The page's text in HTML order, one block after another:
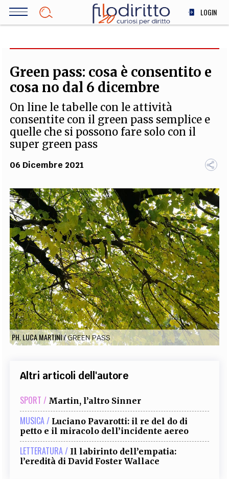
Salta
LOGIN
SOCIETÀ
MEDICINA
STORIA E FILOSOFIA
INNOVAZIONE
TEAM
FILODIRITTO REDAZIONE COMITATO SCIENTIFICO AUTORI
CURATORI
FOTOGRAFI PARTNER COLLABORA CON NOI
EXTRA
CODICI RUBRICHE LIBRI PROCEEDINGS PUBBLICITÀ CONTATTI
SOCIAL MEDIA
Green pass: cosa è consentito e
cosa no dal 6 dicembre
On line le tabelle con le attività
consentite con il green pass semplice e
quelle che si possono fare solo con il
super green pass
06 Dicembre 2021
PH. LUCA MARTINI/GREEN PASS
Altri articoli dell'autore
SPORT / Martin, l’altro Sinner
MUSICA / Luciano Pavarotti: il re del do di
petto e il miracolo dell’incidente aereo
LETTERATURA / Il labirinto dell’empatia:
l’eredità di David Foster Wallace